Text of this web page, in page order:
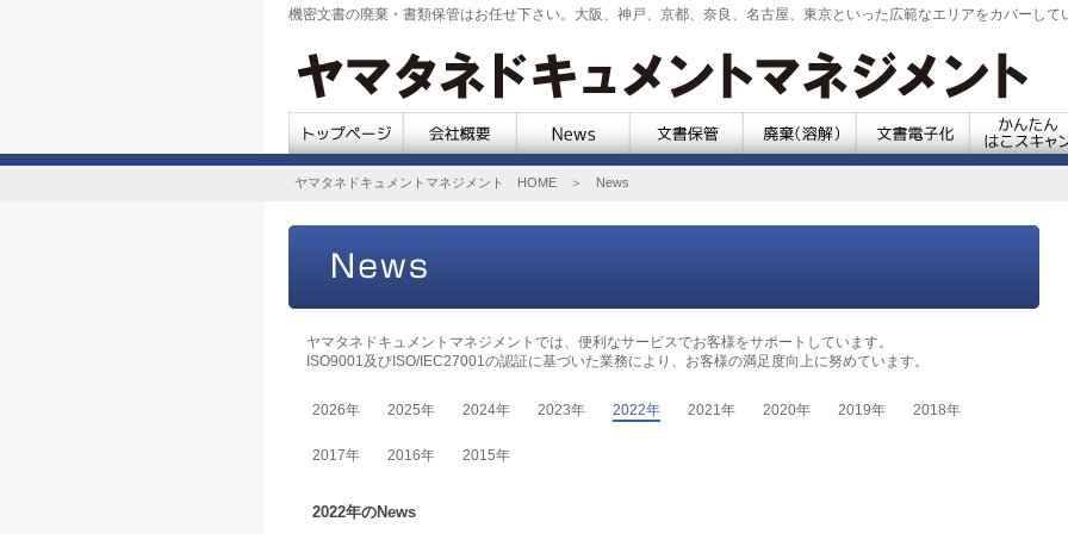
機密文書の廃棄・書類保管はお任せ下さい。大阪、神戸、京都、奈良、名古屋、東京といった広範なエリアをカバーして
ヤマタネドキュメントマネジメント HOME ＞ News
ヤマタネドキュメントマネジメントでは、便利なサービスでお客様をサポートしています。
ISO9001及びISO/IEC27001の認証に基づいた業務により、お客様の満足度向上に努めています。
2026年 2025年 2024年 2023年 2022年 2021年 2020年 2019年 2018年
2017年 2016年 2015年
2022年のNews